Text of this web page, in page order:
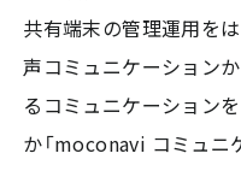
共有端末の管理運用を
声コミュニケーション
るコミュニケーション
か「moconavi コミュニ